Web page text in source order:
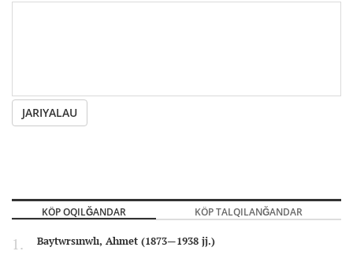
JARIYALAU
KÖP OQILĞANDAR KÖP TALQILANĞANDAR
Baytwrsınwlı, Ahmet (1873—1938 jj.)